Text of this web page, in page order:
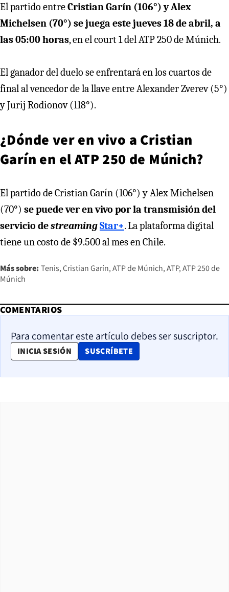
El partido entreCristian Garín (106°) y Alex
Michelsen (70°) se juega este jueves 18 de abril, a
las 05:00 horas, en el court 1 del ATP 250 de Múnich.
El ganador del duelo se enfrentará en los cuartos de
final al vencedor de la llave entre Alexander Zverev (5°)
y Jurij Rodionov (118°).
¿Dónde ver en vivo a Cristian
Garín en el ATP 250 de Múnich?
El partido de Cristian Garín (106°) y Alex Michelsen
(70°) se puede ver en vivo por la transmisión del
servicio destreamingStar+. La plataforma digital
tiene un costo de $9.500 al mes en Chile.
Más sobre: Tenis Cristian Garín ATP de Múnich ATP ATP 250 de
Múnich
COMENTARIOS
Para comentar este artículo debes ser suscriptor.
INICIA SESIÓN SUSCRÍBETE
OPENS IN NEW WINDOW